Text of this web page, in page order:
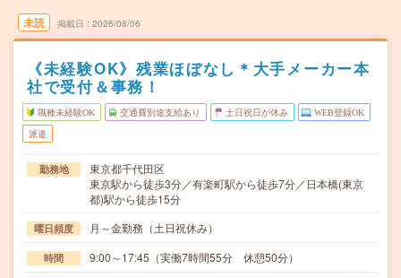
未読 掲載日 2026/08/06
《未経験OK》残業ほぼなし＊大手メーカー本
社で受付＆事務！
職種未経験OK 交通費別途支給あり 土日祝日が休み WEB登録OK
派遣
勤務地
東京都千代田区
東京駅から徒歩3分／有楽町駅から徒歩7分／日本橋(東京
都)駅から徒歩15分
曜日頻度 月～金勤務（土日祝休み）
時間 9:00～17:45（実働7時間55分 休憩50分）